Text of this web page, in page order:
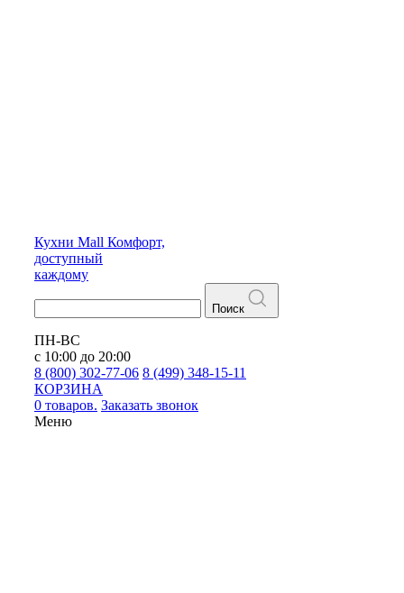
Кухни Mall Комфорт,
доступный
каждому
Поиск
ПН-ВС
с 10:00 до 20:00
8 (800) 302-77-06 8 (499) 348-15-11
КОРЗИНА
0 товаров. Заказать звонок
Меню